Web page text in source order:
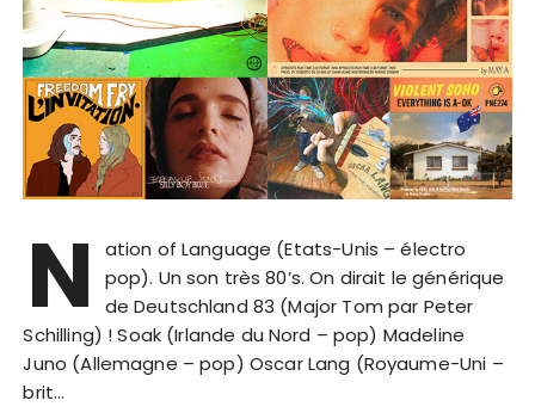
N
ation of Language (Etats-Unis – électro
pop). Un son très 80’s. On dirait le générique
de Deutschland 83 (Major Tom par Peter
Schilling) ! Soak (Irlande du Nord – pop) Madeline
Juno (Allemagne – pop) Oscar Lang (Royaume-Uni –
brit…